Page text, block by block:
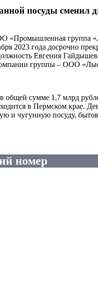
посуды сменил
«Промышленная группа
2023 года досрочно
Евгения
группы – ООО
сумме 1,7 млрд
в Пермском
чугунную посуду,
номер